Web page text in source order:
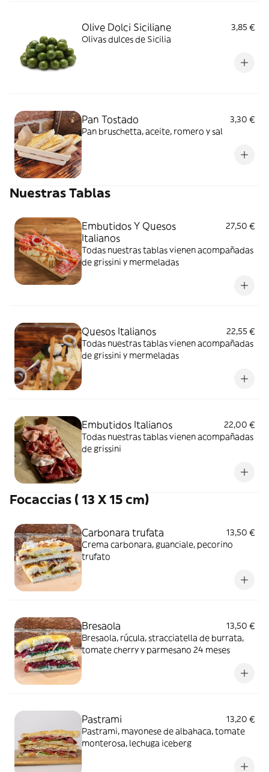
Olive Dolci Siciliane
3,85 €
Olivas dulces de Sicilia
Pan Tostado
3,30 €
Pan bruschetta, aceite, romero y sal
Nuestras Tablas
Embutidos Y Quesos
Italianos
27,50 €
Todas nuestras tablas vienen acompañadas
de grissini y mermeladas
Quesos Italianos
22,55 €
Todas nuestras tablas vienen acompañadas
de grissini y mermeladas
Embutidos Italianos
22,00 €
Todas nuestras tablas vienen acompañadas
de grissini
Focaccias ( 13 X 15 cm)
Carbonara trufata
13,50 €
Crema carbonara, guanciale, pecorino
trufato
Bresaola
13,50 €
Bresaola, rúcula, stracciatella de burrata,
tomate cherry y parmesano 24 meses
Pastrami
13,20 €
Pastrami, mayonese de albahaca, tomate
monterosa, lechuga iceberg